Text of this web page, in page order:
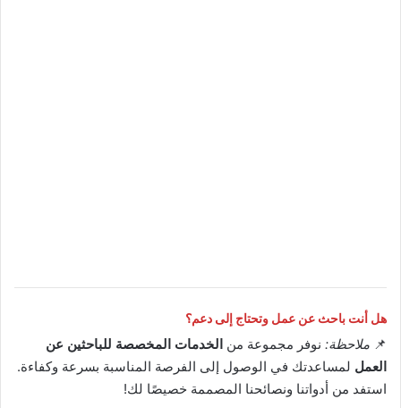
هل أنت باحث عن عمل وتحتاج إلى دعم؟
📌 ملاحظة: نوفر مجموعة من الخدمات المخصصة للباحثين عن
العمل لمساعدتك في الوصول إلى الفرصة المناسبة بسرعة وكفاءة.
استفد من أدواتنا ونصائحنا المصممة خصيصًا لك!